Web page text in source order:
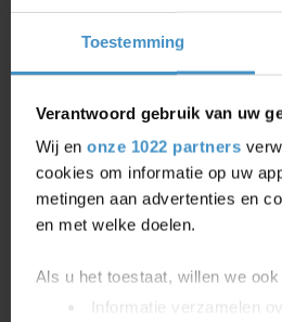
Toestemming
Verantwoord gebruik van uw
Wij en onze 1022 partners
cookies om informatie op uw
metingen aan advertenties en
en met welke doelen.
Als u het toestaat, willen we ook
Informatie verzamelen